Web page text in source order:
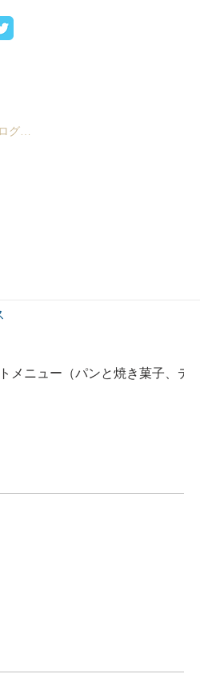
ログイン
メニュー（パンと焼き菓子、デ